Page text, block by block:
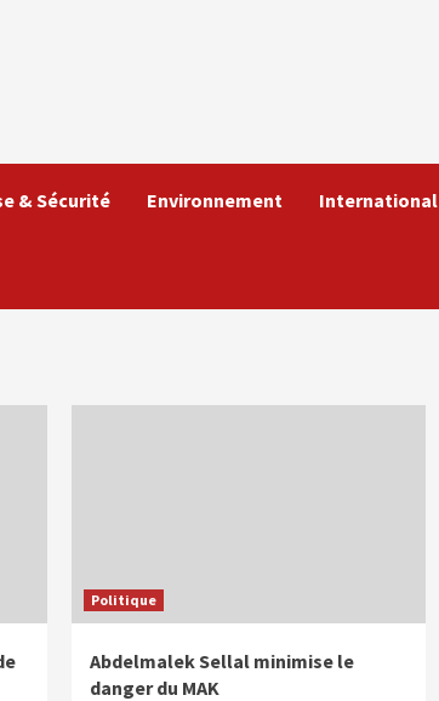
& Sécurité Environnement International
Politique
Abdelmalek Sellal minimise le
danger du MAK